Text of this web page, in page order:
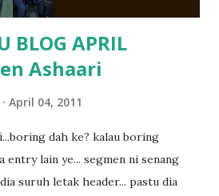
BLOG APRIL
Ashaari
April 04, 2011
dah ke? kalau boring
entry lain ye... segmen ni senang
suruh letak header... pastu dia